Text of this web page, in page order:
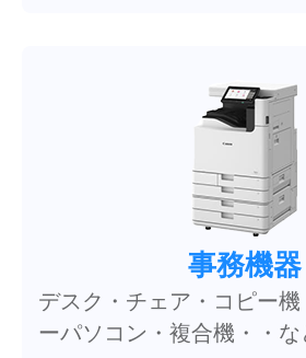
事務機器
デスク・チェア・コピー
ーパソコン・複合機・・な